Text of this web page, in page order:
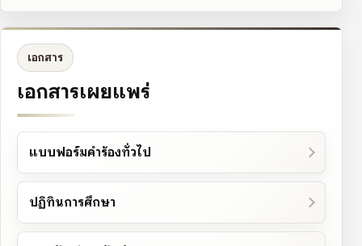
เอกสาร
เอกสารเผยแพร่
แบบฟอร์มคำร้องทั่วไป
ปฏิทินการศึกษา